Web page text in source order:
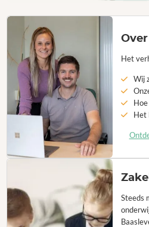
Het
Wij
Het
Steeds